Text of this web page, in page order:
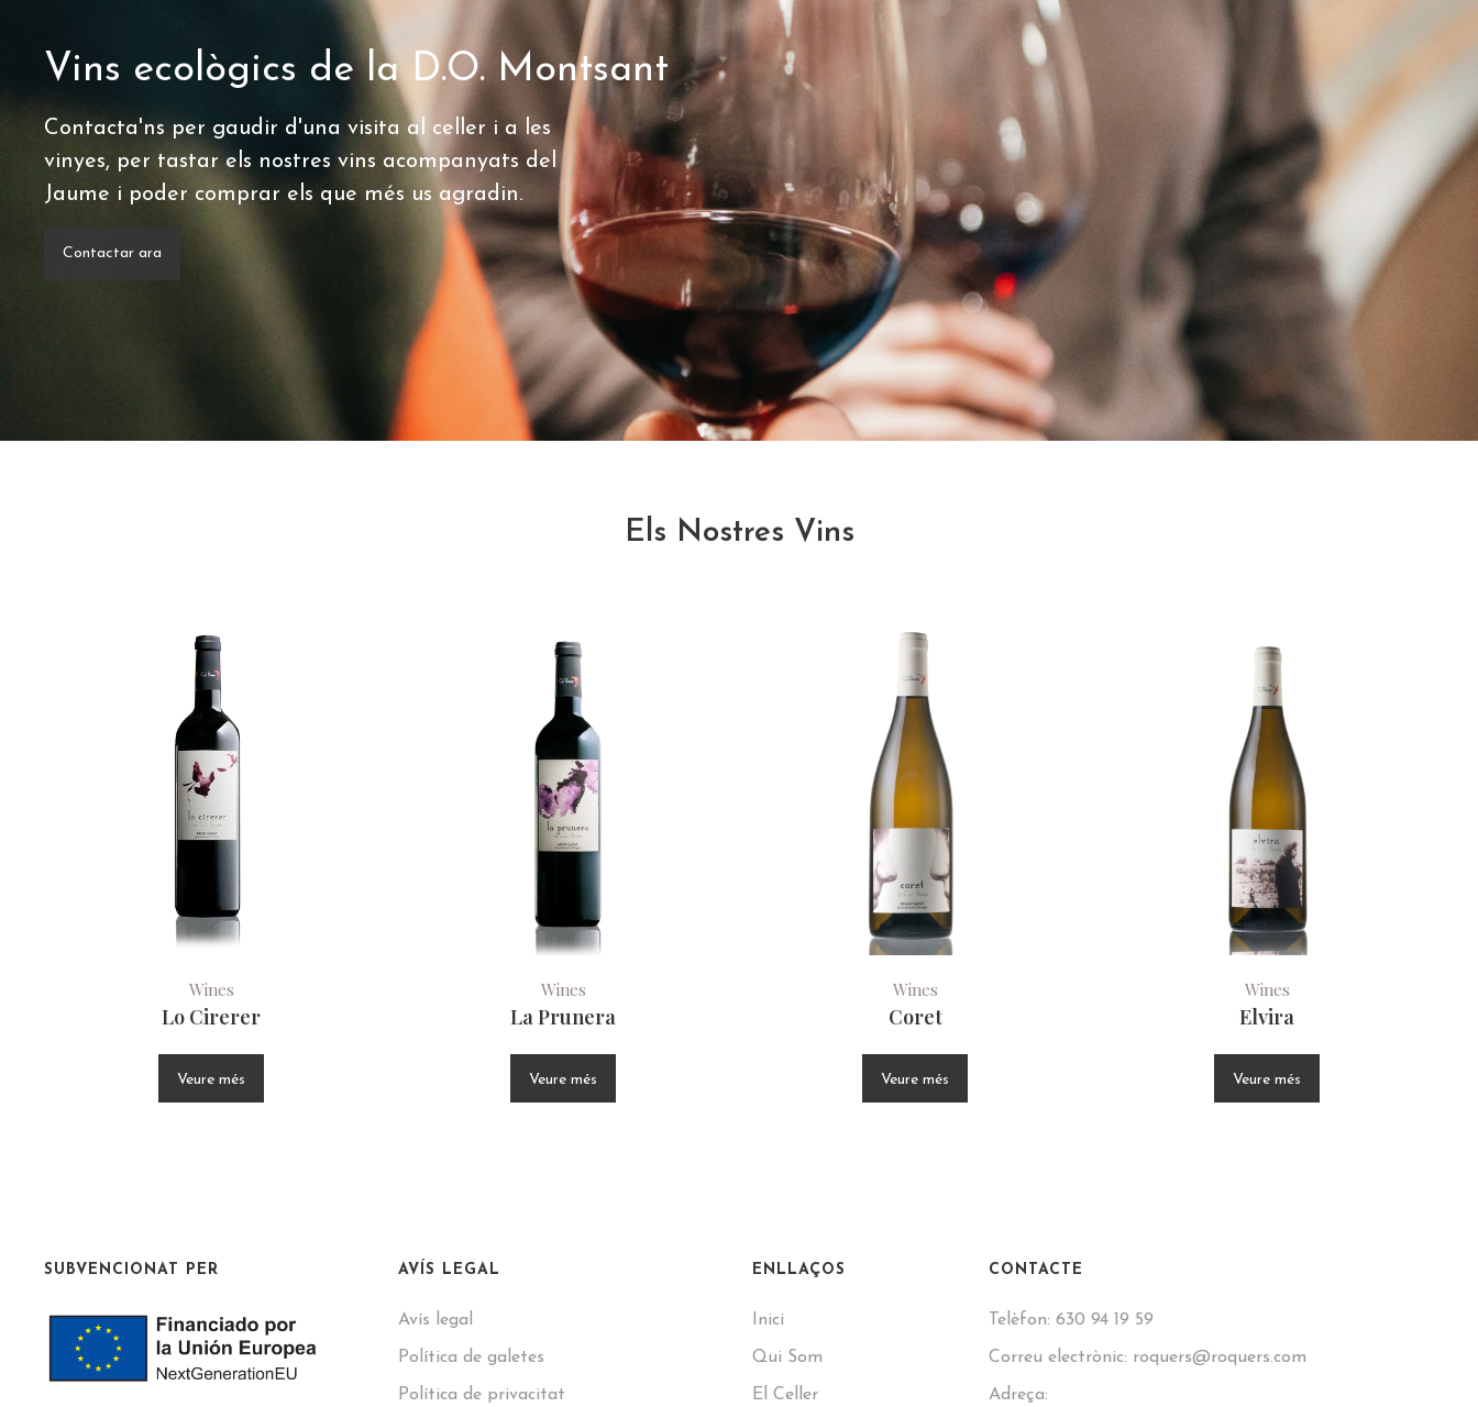
Vins ecològics de la D.O. Montsant
Contacta'ns per gaudir d'una visita al celler i a les
vinyes, per tastar els nostres vins acompanyats del
Jaume i poder comprar els que més us agradin.
Contactar ara
Els Nostres Vins
Wines
Lo Cirerer
Veure més
Wines
La Prunera
Veure més
Wines
Coret
Veure més
Wines
Elvira
Veure més
SUBVENCIONAT PER AVÍS LEGAL
Avís legal
Política de galetes
Política de privacitat
ENLLAÇOS
Inici
Qui Som
El Celler
CONTACTE
Telèfon: 630 94 19 59
Correu electrònic: roquers@roquers.com
Adreça: